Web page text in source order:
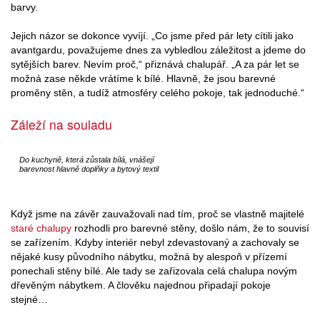
barvy.
Jejich názor se dokonce vyvíjí. „Co jsme před pár lety cítili jako
avantgardu, považujeme dnes za vybledlou záležitost a jdeme do
sytějších barev. Nevím proč,“ přiznává chalupář. „A za pár let se
možná zase někde vrátíme k bílé. Hlavně, že jsou barevné
proměny stěn, a tudíž atmosféry celého pokoje, tak jednoduché.“
Záleží na souladu
Do kuchyně, která zůstala bílá, vnášejí
barevnost hlavně doplňky a bytový textil
Když jsme na závěr zauvažovali nad tím, proč se vlastně majitelé
staré chalupy rozhodli pro barevné stěny, došlo nám, že to souvisí
se zařízením. Kdyby interiér nebyl zdevastovaný a zachovaly se
nějaké kusy původního nábytku, možná by alespoň v přízemí
ponechali stěny bílé. Ale tady se zařizovala celá chalupa novým
dřevěným nábytkem. A člověku najednou připadají pokoje
stejné…